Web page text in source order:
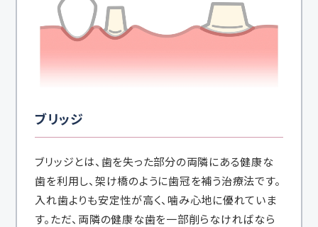
ブリッジ
ブリッジとは、歯を失った部分の両隣にある健康な
歯を利用し、架け橋のように歯冠を補う治療法です。
入れ歯よりも安定性が高く、噛み心地に優れていま
す。ただ、両隣の健康な歯を一部削らなければなら